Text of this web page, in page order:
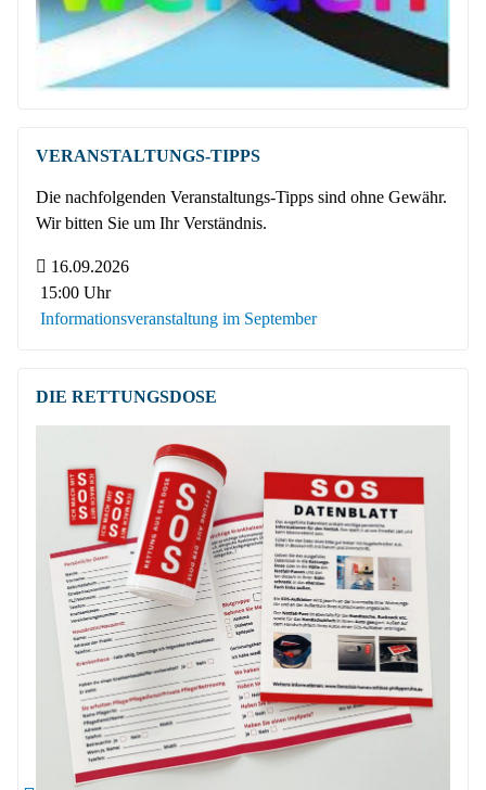
VERANSTALTUNGS-TIPPS
Die nachfolgenden Veranstaltungs-Tipps sind ohne Gewähr.
Wir bitten Sie um Ihr Verständnis.
16.09.2026
15:00 Uhr
Informationsveranstaltung im September
DIE RETTUNGSDOSE